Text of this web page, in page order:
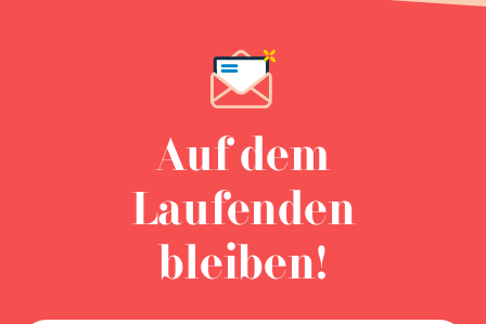
Auf dem
Laufenden
bleiben!